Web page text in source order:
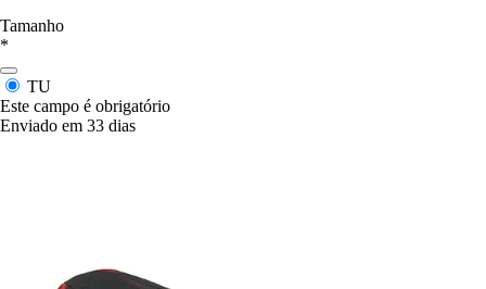
Tamanho
*
TU
Este campo é obrigatório
Enviado em 33 dias